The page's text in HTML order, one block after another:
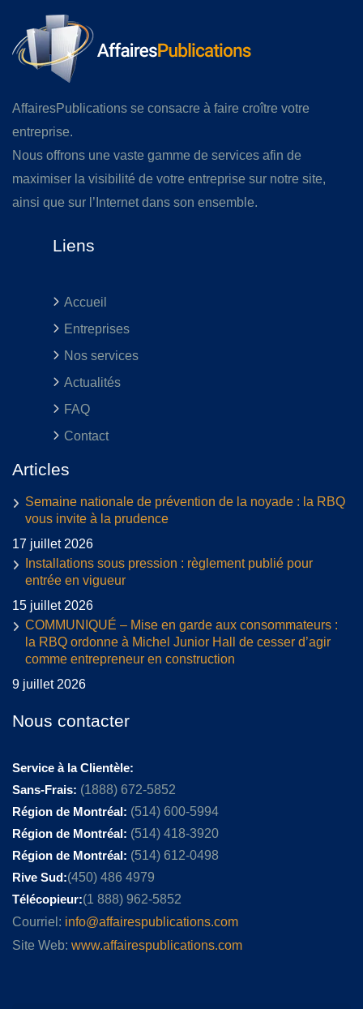
AffairesPublications se consacre à faire croître votre
entreprise.
Nous offrons une vaste gamme de services afin de
maximiser la visibilité de votre entreprise sur notre site,
ainsi que sur l’Internet dans son ensemble.
Liens
Accueil
Entreprises
Nos services
Actualités
FAQ
Contact
Articles
Semaine nationale de prévention de la noyade : la RBQ
vous invite à la prudence
17 juillet 2026
Installations sous pression : règlement publié pour
entrée en vigueur
15 juillet 2026
COMMUNIQUÉ – Mise en garde aux consommateurs :
la RBQ ordonne à Michel Junior Hall de cesser d’agir
comme entrepreneur en construction
9 juillet 2026
Nous contacter
Service à la Clientèle:
Sans-Frais: (1888) 672-5852
Région de Montréal: (514) 600-5994
Région de Montréal: (514) 418-3920
Région de Montréal: (514) 612-0498
Rive Sud:(450) 486 4979
Télécopieur:(1 888) 962-5852
Courriel: info@affairespublications.com
Site Web: www.affairespublications.com